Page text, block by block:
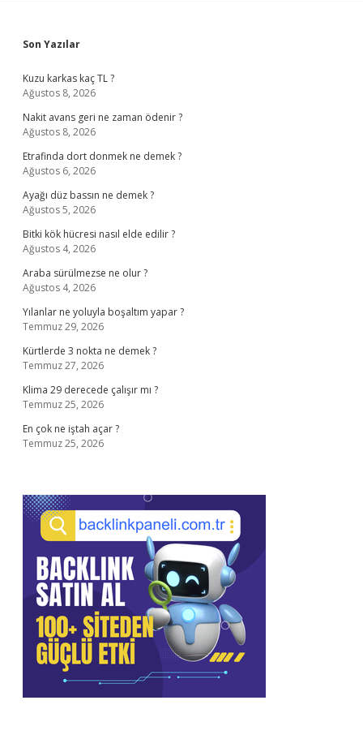
Sidebar
Son Yazılar
Kuzu karkas kaç TL ?
Ağustos 8, 2026
Nakit avans geri ne zaman ödenir ?
Ağustos 8, 2026
Etrafinda dort donmek ne demek ?
Ağustos 6, 2026
Ayağı düz bassın ne demek ?
Ağustos 5, 2026
Bitki kök hücresi nasıl elde edilir ?
Ağustos 4, 2026
Araba sürülmezse ne olur ?
Ağustos 4, 2026
Yılanlar ne yoluyla boşaltım yapar ?
Temmuz 29, 2026
Kürtlerde 3 nokta ne demek ?
Temmuz 27, 2026
Klima 29 derecede çalışır mı ?
Temmuz 25, 2026
En çok ne iştah açar ?
Temmuz 25, 2026